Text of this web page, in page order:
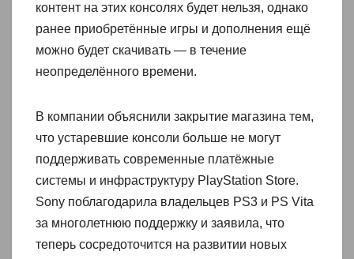
контент на этих консолях будет нельзя, однако
ранее приобретённые игры и дополнения ещё
можно будет скачивать — в течение
неопределённого времени.
В компании объяснили закрытие магазина тем,
что устаревшие консоли больше не могут
поддерживать современные платёжные
системы и инфраструктуру PlayStation Store.
Sony поблагодарила владельцев PS3 и PS Vita
за многолетнюю поддержку и заявила, что
теперь сосредоточится на развитии новых